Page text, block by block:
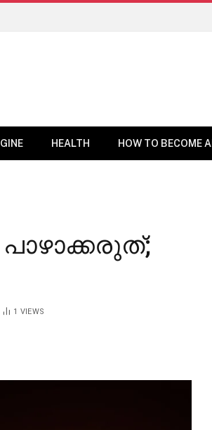
HEALTH HOW TO BECOME
1 VIEWS
NEWS
ഹോംസിനൊപ്പം വിനീതും